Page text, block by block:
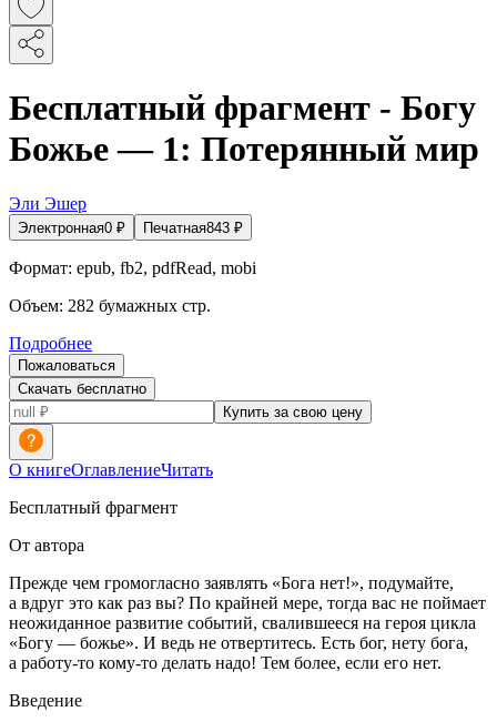
Бесплатный фрагмент - Богу
Божье — 1: Потерянный мир
Эли Эшер
Электронная0 ₽ Печатная843 ₽
Формат: epub, fb2, pdfRead, mobi
Объем: 282 бумажных стр.
Подробнее
Пожаловаться
Скачать бесплатно
Купить за свою цену
О книгеОглавлениеЧитать
Бесплатный фрагмент
От автора
Прежде чем громогласно заявлять «Бога нет!», подумайте,
а вдруг это как раз вы? По крайней мере, тогда вас не поймает
неожиданное развитие событий, свалившееся на героя цикла
«Богу — божье». И ведь не отвертитесь. Есть бог, нету бога,
а работу-то кому-то делать надо! Тем более, если его нет.
Введение